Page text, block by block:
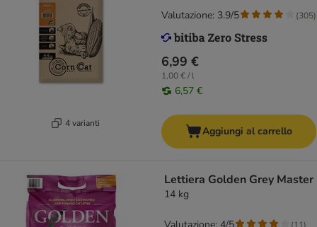
4 varianti
6,99 €
1,00 € / l
6,57 €
Valutazione: 3.9/5 (305)
Aggiungi al carrello
Lettiera Golden Grey Master
14 kg
(11)